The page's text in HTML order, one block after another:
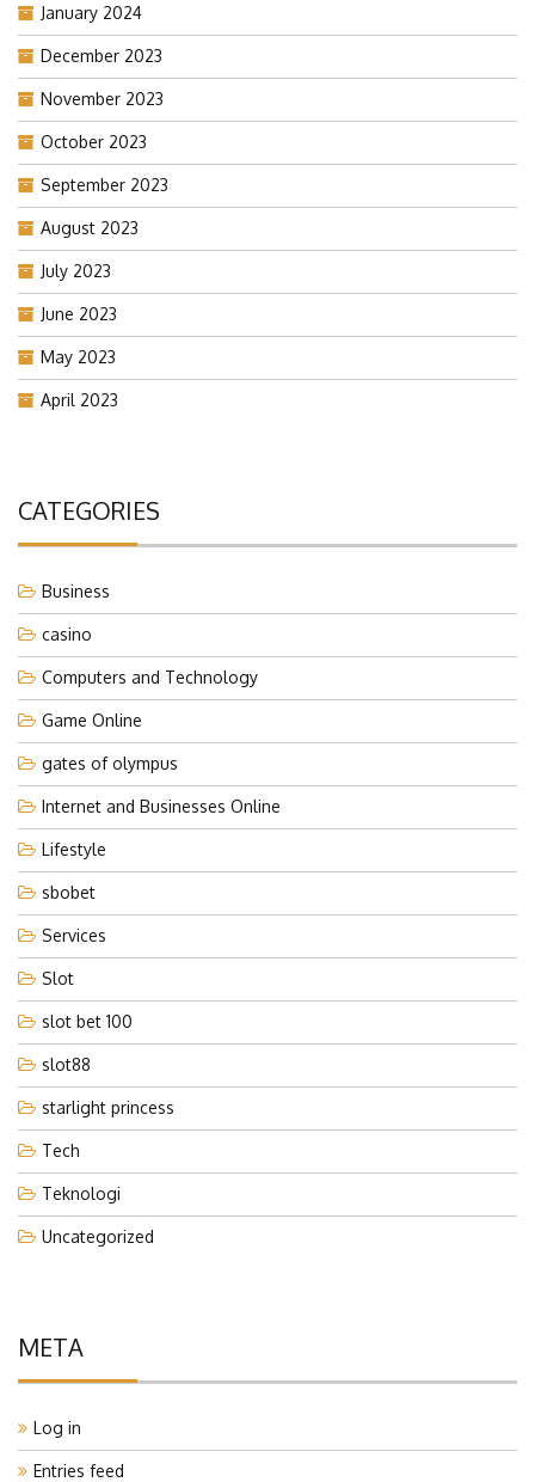
January 2024
December 2023
November 2023
October 2023
September 2023
August 2023
July 2023
June 2023
May 2023
April 2023
CATEGORIES
Business
casino
Computers and Technology
Game Online
gates of olympus
Internet and Businesses Online
Lifestyle
sbobet
Services
Slot
slot bet 100
slot88
starlight princess
Tech
Teknologi
Uncategorized
META
Log in
Entries feed